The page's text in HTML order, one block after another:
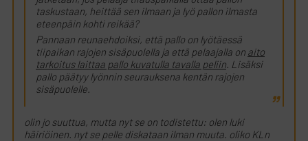
taskustaan, heittää sen ilmaan ja lyö pallon ilmasta
eteenpäin kohti reikää?
Pannaan reunaehdoiksi, että pallo on lyötäessä
tiipaikan rajojen sisäpuolella ja että pelaajalla on aito
tarkoitus laittaa pallo kuvatulla tavalla peliin. Lisäksi
pallo päätyy lyönnin seurauksena kentän rajojen
sisäpuolelle.
olin jo suuttua, mutta nyt se on todistettu: olen luki
häiriöinen. nyt se pelle diskataan ilman muuta. oliko KLn